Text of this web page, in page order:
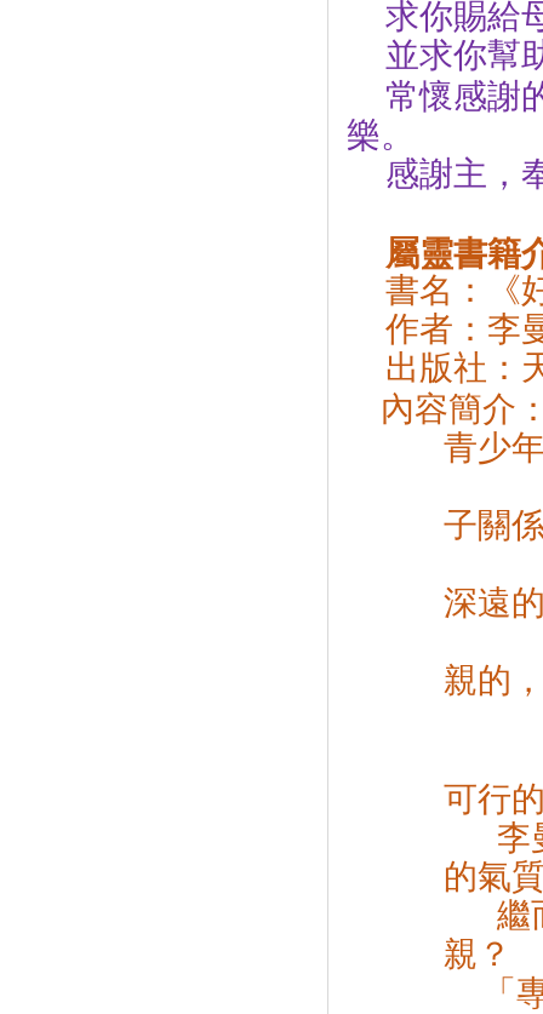
求你賜給
並求你幫
常懷感謝
樂。
感謝主，
屬靈書籍
書名：《
作者：李
出版社：
內容簡介
青少
子關
深遠
親的
可行
李
的氣
繼
親？
「